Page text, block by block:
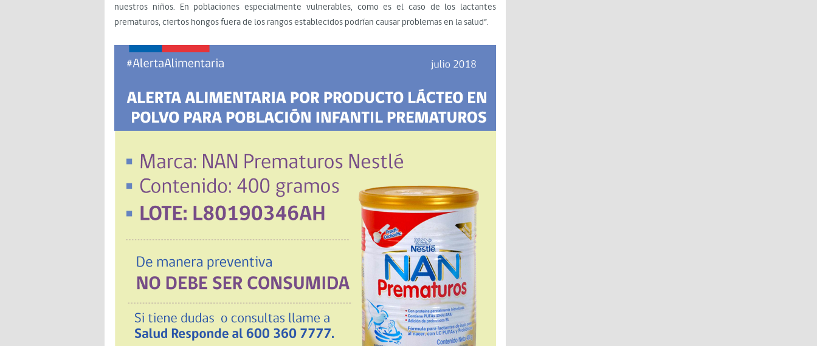
nuestros niños. En poblaciones especialmente vulnerables, como es el caso de los lactantes
prematuros, ciertos hongos fuera de los rangos establecidos podrían causar problemas en la salud”.